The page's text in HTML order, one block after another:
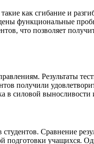
как сгибание и
функциональные
что позволяет
Результаты
получили
в силовой
Сравнение
подготовки учащихся.